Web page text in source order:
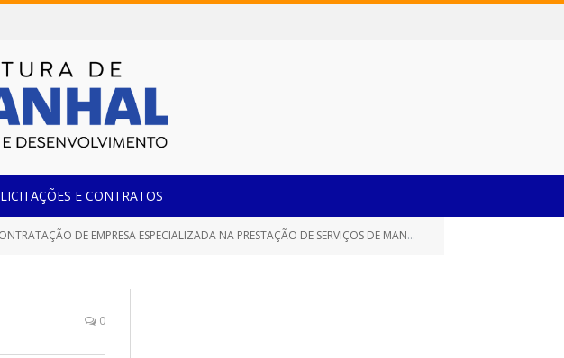
LICITAÇÕES E CONTRATOS
DE SERVIÇOS DE MANUTENÇÃO PREDIAL PREVENTIVA E CORRETIVA, DESTINADO A ATENDER AS NECESSIDADES DA SECRETARIA MUNICIPAL DE EDUCAÇÃO)
0